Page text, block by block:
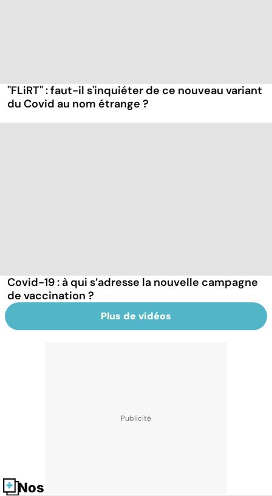
"FLiRT" : faut-il s'inquiéter de ce nouveau variant
du Covid au nom étrange ?
Covid-19 : à qui s’adresse la nouvelle campagne
de vaccination ?
Plus de vidéos
Nos fiches santé